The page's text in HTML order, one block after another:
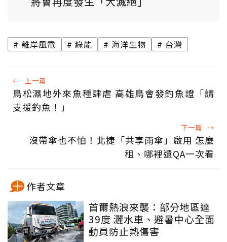
離岸風電 綠能 海洋生物 台灣
← 上一篇
鳥松濕地外來魚種肆虐 高雄鳥會發釣魚證「請
支援釣魚！」
下一篇 →
沒帶傘也不怕！北捷「共享雨傘」啟用 怎麼
租、哪裡還QA一次看
作者文章
首爾熱浪來襲：部分地區達
39度 灑水車、避暑中心全面
動員防止熱傷害